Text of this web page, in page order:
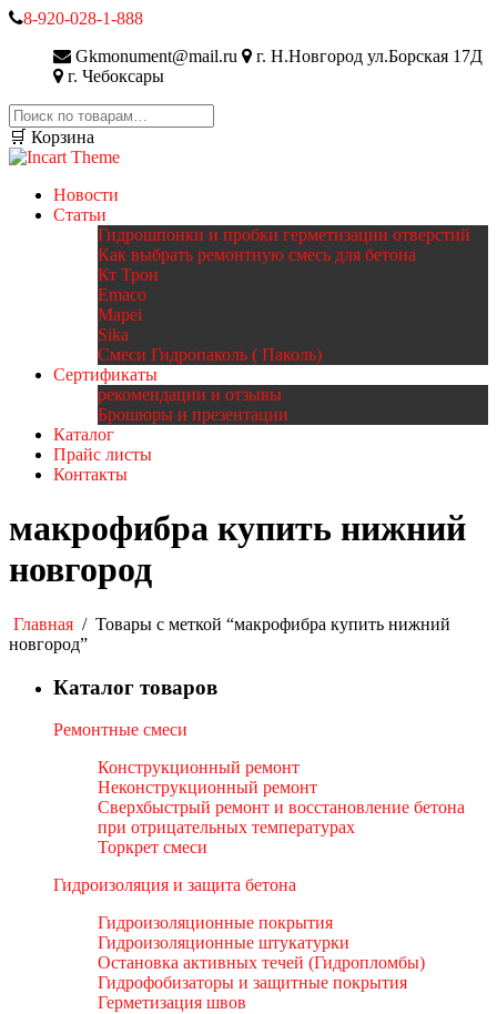
8-920-028-1-888
Gkmonument@mail.ru
г. Н.Новгород ул.Борская 17Д
г. Чебоксары
Искать:
🛒 Корзина
Новости
Статьи
Гидрошпонки и пробки герметизации отверстий
Как выбрать ремонтную смесь для бетона
Кт Трон
Emaco
Mapei
Sika
Смеси Гидропаколь ( Паколь)
Сертификаты
рекомендации и отзывы
Брошюры и презентации
Каталог
Прайс листы
Контакты
макрофибра купить нижний
новгород
Главная / Товары с меткой “макрофибра купить нижний
новгород”
Каталог товаров
Ремонтные смеси
Конструкционный ремонт
Неконструкционный ремонт
Сверхбыстрый ремонт и восстановление бетона
при отрицательных температурах
Торкрет смеси
Гидроизоляция и защита бетона
Гидроизоляционные покрытия
Гидроизоляционные штукатурки
Остановка активных течей (Гидропломбы)
Гидрофобизаторы и защитные покрытия
Герметизация швов